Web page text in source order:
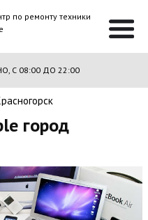
по ремонту техники
С 08:00 ДО 22:00
город